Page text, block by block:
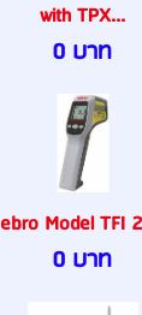
with TPX...
0 บาท
ebro Model TFI
0 บาท